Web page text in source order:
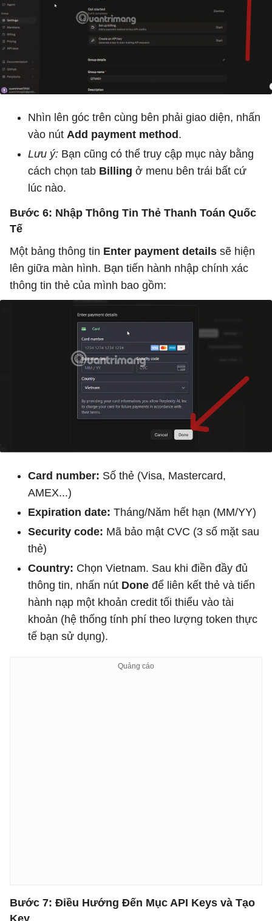
Nhìn lên góc trên cùng bên phải giao diện, nhấn
vào nút Add payment method .
Lưu ý: Bạn cũng có thể truy cập mục này bằng
cách chọn tab Billing ở menu bên trái bất cứ
lúc nào.
Bước 6: Nhập Thông Tin Thẻ Thanh Toán Quốc
Tế
Một bảng thông tin Enter payment details sẽ hiện
lên giữa màn hình. Bạn tiến hành nhập chính xác
thông tin thẻ của mình bao gồm:
Card number: Số thẻ (Visa, Mastercard,
AMEX...)
Expiration date: Tháng/Năm hết hạn (MM/YY)
Security code: Mã bảo mật CVC (3 số mặt sau
thẻ)
Country: Chọn Vietnam. Sau khi điền đầy đủ
thông tin, nhấn nút Done để liên kết thẻ và tiến
hành nạp một khoản credit tối thiểu vào tài
khoản (hệ thống tính phí theo lượng token thực
tế bạn sử dụng).
Bước 7: Điều Hướng Đến Mục API Keys và Tạo